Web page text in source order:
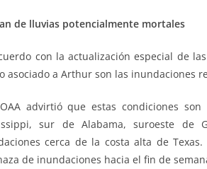
de lluvias potencialmente mortales
con la actualización especial de
asociado a Arthur son las inundaciones
advirtió que estas condiciones
sur de Alabama, suroeste de
cerca de la costa alta de
de inundaciones hacia el fin de